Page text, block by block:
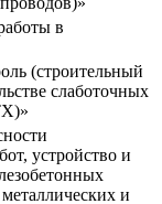
в
(строительный
слаботочных
устройство и
и